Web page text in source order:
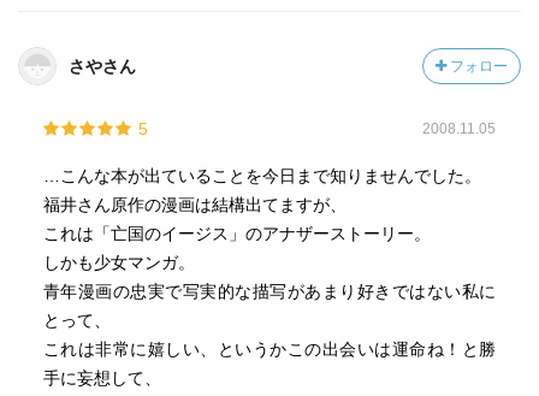
さやさん フォロー
5 2008.11.05
…こんな本が出ていることを今日まで知りませんでした。
福井さん原作の漫画は結構出てますが、
これは「亡国のイージス」のアナザーストーリー。
しかも少女マンガ。
青年漫画の忠実で写実的な描写があまり好きではない私に
とって、
これは非常に嬉しい、というかこの出会いは運命ね！と勝
手に妄想して、